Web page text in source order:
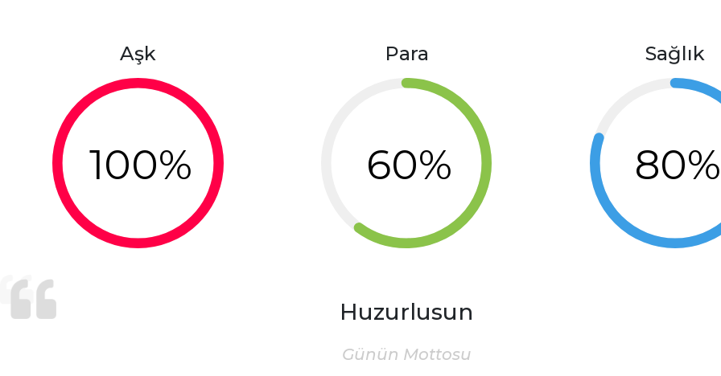
Aşk
100%
Para
60%
Sağlık
80%
Huzurlusun
Günün Mottosu